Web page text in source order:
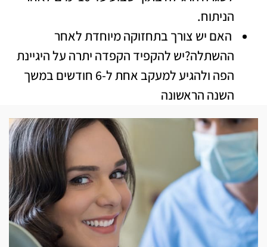
הניתוח.
האם יש צורך בתחזוקה מיוחדת לאחר
ההשתלה?יש להקפיד הקפדה יתרה על היגיינת
הפה ולהגיע למעקב אחת ל-6 חודשים במשך
השנה הראשונה